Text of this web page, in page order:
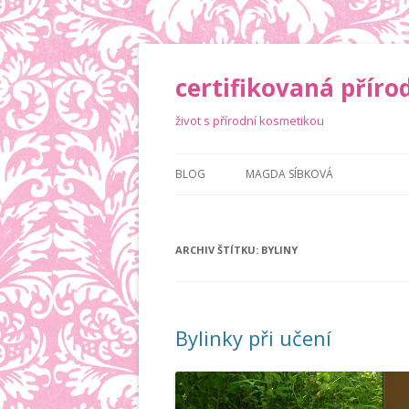
certifikovaná
život s přírodní kosmetikou
BLOG MAGDA SÍBKOVÁ
ARCHIV ŠTÍTKU: BYLINY
Bylinky při učení